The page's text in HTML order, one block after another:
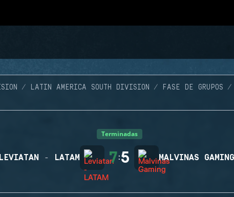
LATIN AMERICA SOUTH DIVISION FASE DE GRUPOS
Terminadas
LEVIATAN - LATAM 7:5 MALVINAS GAMING